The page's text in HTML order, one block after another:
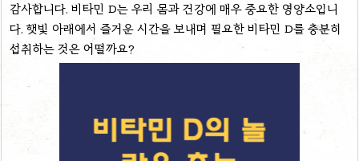
감사합니다. 비타민 D는 우리 몸과 건강에 매우 중요한 영양소입니
다. 햇빛 아래에서 즐거운 시간을 보내며 필요한 비타민 D를 충분히
섭취하는 것은 어떨까요?